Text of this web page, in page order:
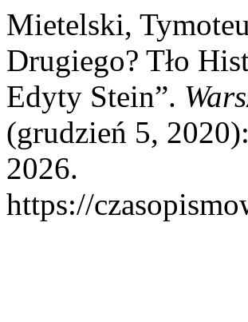
Mietelski,
Drugiego? Tło
Edyty Stein”.
(grudzień 5,
2026.
https://